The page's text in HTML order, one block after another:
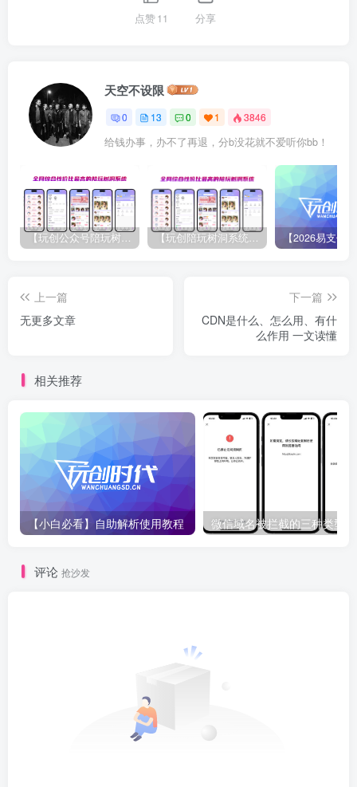
点赞11 分享
天空不设限
0 13 0 1 3846
给钱办事，办不了再退，分b没花就不爱听你bb！
【玩创公众号陪玩树洞系统】源码介绍与下载 【玩创陪玩树洞系统】服务器宝塔安装
上一篇
无更多文章
下一篇
CDN是什么、怎么用、有什
么作用 一文读懂
相关推荐
【小白必看】自助解析使用教程
评论 抢沙发